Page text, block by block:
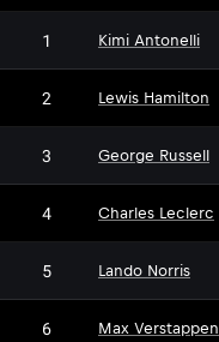
1 Kimi Antonelli
2 Lewis Hamilton
3 George Russell
4 Charles Leclerc
5 Lando Norris
6 Max Verstappen